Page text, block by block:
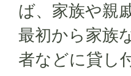
ば、家族や親
最初から家族
者などに貸し